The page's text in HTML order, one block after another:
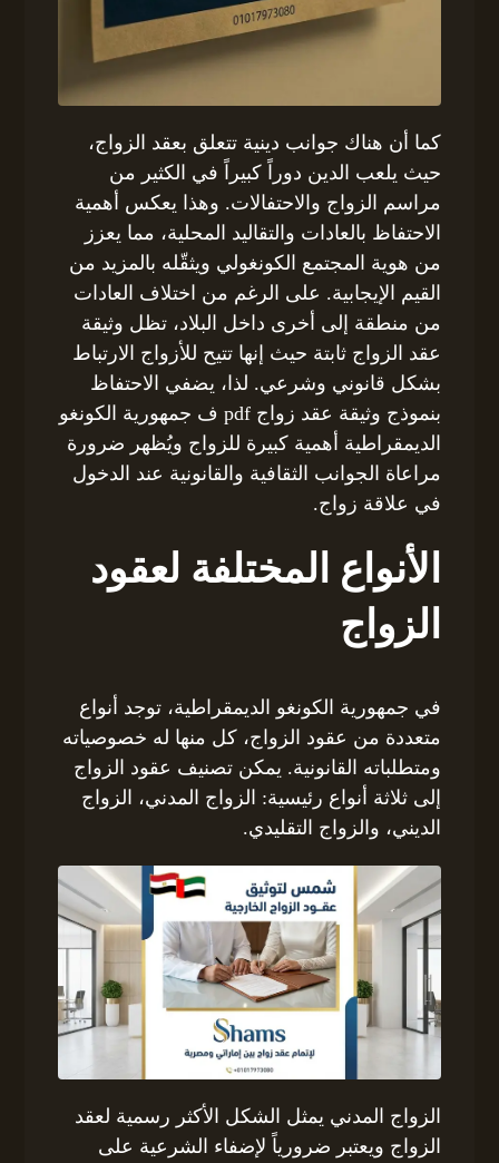
كما أن هناك جوانب دينية تتعلق بعقد الزواج،
حيث يلعب الدين دوراً كبيراً في الكثير من
مراسم الزواج والاحتفالات. وهذا يعكس أهمية
الاحتفاظ بالعادات والتقاليد المحلية، مما يعزز
من هوية المجتمع الكونغولي ويثقّله بالمزيد من
القيم الإيجابية. على الرغم من اختلاف العادات
من منطقة إلى أخرى داخل البلاد، تظل وثيقة
عقد الزواج ثابتة حيث إنها تتيح للأزواج الارتباط
بشكل قانوني وشرعي. لذا، يضفي الاحتفاظ
بنموذج وثيقة عقد زواج pdf ف جمهورية الكونغو
الديمقراطية أهمية كبيرة للزواج ويُظهر ضرورة
مراعاة الجوانب الثقافية والقانونية عند الدخول
في علاقة زواج.
الأنواع المختلفة لعقود
الزواج
في جمهورية الكونغو الديمقراطية، توجد أنواع
متعددة من عقود الزواج، كل منها له خصوصياته
ومتطلباته القانونية. يمكن تصنيف عقود الزواج
إلى ثلاثة أنواع رئيسية: الزواج المدني، الزواج
الديني، والزواج التقليدي.
الزواج المدني يمثل الشكل الأكثر رسمية لعقد
الزواج ويعتبر ضرورياً لإضفاء الشرعية على